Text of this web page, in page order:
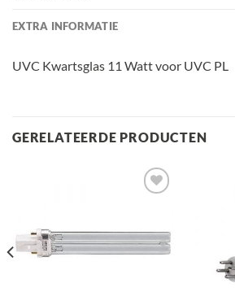
EXTRA INFORMATIE
UVC Kwartsglas 11 Watt voor UVC PL
GERELATEERDE PRODUCTEN